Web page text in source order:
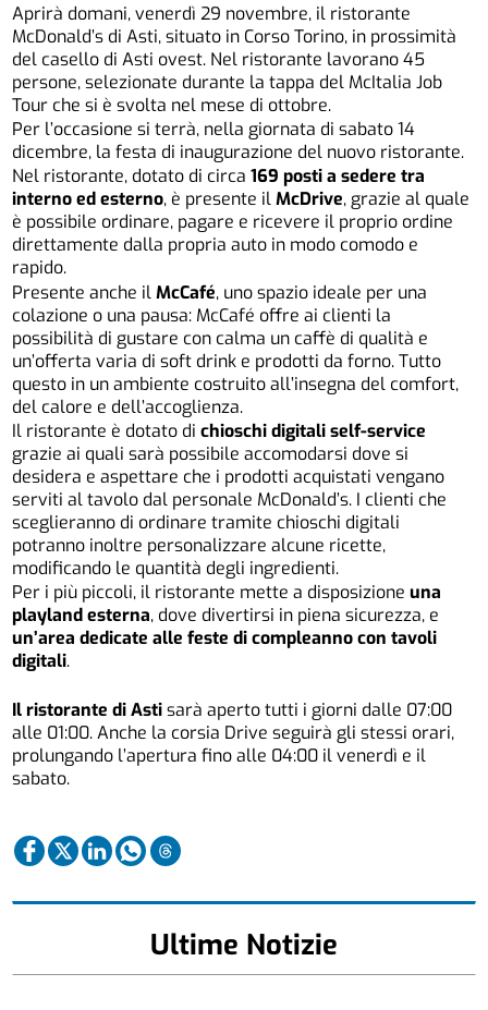
Aprirà domani, venerdì 29 novembre, il ristorante
McDonald’s di Asti, situato in Corso Torino, in prossimità
del casello di Asti ovest. Nel ristorante lavorano 45
persone, selezionate durante la tappa del McItalia Job
Tour che si è svolta nel mese di ottobre.
Per l’occasione si terrà, nella giornata di sabato 14
dicembre, la festa di inaugurazione del nuovo ristorante.
Nel ristorante, dotato di circa169 posti a sedere tra
interno ed esterno, è presente ilMcDrive, grazie al quale
è possibile ordinare, pagare e ricevere il proprio ordine
direttamente dalla propria auto in modo comodo e
rapido.
Presente anche ilMcCafé, uno spazio ideale per una
colazione o una pausa: McCafé offre ai clienti la
possibilità di gustare con calma un caffè di qualità e
un’offerta varia di soft drink e prodotti da forno. Tutto
questo in un ambiente costruito all’insegna del comfort,
del calore e dell’accoglienza.
Il ristorante è dotato dichioschi digitali self-service
grazie ai quali sarà possibile accomodarsi dove si
desidera e aspettare che i prodotti acquistati vengano
serviti al tavolo dal personale McDonald’s. I clienti che
sceglieranno di ordinare tramite chioschi digitali
potranno inoltre personalizzare alcune ricette,
modificando le quantità degli ingredienti.
Per i più piccoli, il ristorante mette a disposizioneuna
playland esterna, dove divertirsi in piena sicurezza, e
un’area dedicate alle feste di compleanno con tavoli
digitali.
Il ristorante di Astisarà aperto tutti i giorni dalle 07:00
alle 01:00. Anche la corsia Drive seguirà gli stessi orari,
prolungando l’apertura fino alle 04:00 il venerdì e il
sabato.
Ultime Notizie